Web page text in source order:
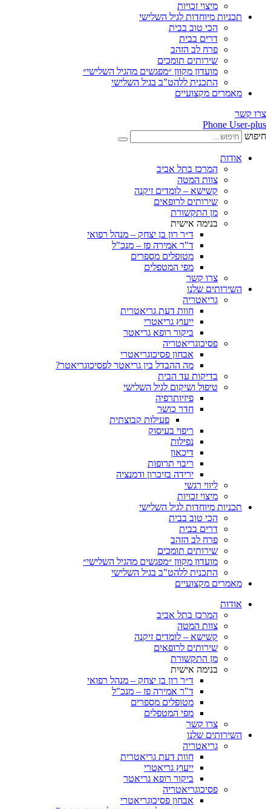
מיצוי זכויות
מיוחדות לגיל השלישי
הכי טוב בבית
דרים בבית
פרח לב הזהב
שירותים תומכים
מועדון מקוון ״מפגשים מהגיל השלישי״
התכנית ללהט"ב בגיל השלישי
מקצועיים
Phone
המרכז בתל אביב
צוות המטה
קשישא – לומדים זיקנה
שירותים לרופאים
מן התקשורת
בנימה אישית
ד״ר רון בן יצחק – מנהל רפואי
ד"ר אמירה פז – מנכ"ל
מטופלים מספרים
מפי המטפלים
שלנו
גריאטריה
חוות דעת גריאטרית
ייעוץ גריאטרי
ביקור רופא גריאטר
פסיכוגריאטריה
אבחון פסיכוגריאטרי
מה ההבדל בין גריאטר לפסיכוגריאטר?
בדיקות עד הבית
טיפול ושיקום לגיל השלישי
פיזיותרפיה
חדר כושר
פעילות קבוצתית
ריפוי בעיסוק
ריבוי תרופות
ירידה בזיכרון ודמנציה
מיצוי זכויות
מיוחדות לגיל השלישי
הכי טוב בבית
דרים בבית
פרח לב הזהב
שירותים תומכים
מועדון מקוון ״מפגשים מהגיל השלישי״
התכנית ללהט"ב בגיל השלישי
מקצועיים
המרכז בתל אביב
צוות המטה
קשישא – לומדים זיקנה
שירותים לרופאים
מן התקשורת
בנימה אישית
ד״ר רון בן יצחק – מנהל רפואי
ד"ר אמירה פז – מנכ"ל
מטופלים מספרים
מפי המטפלים
שלנו
גריאטריה
חוות דעת גריאטרית
ייעוץ גריאטרי
ביקור רופא גריאטר
פסיכוגריאטריה
אבחון פסיכוגריאטרי